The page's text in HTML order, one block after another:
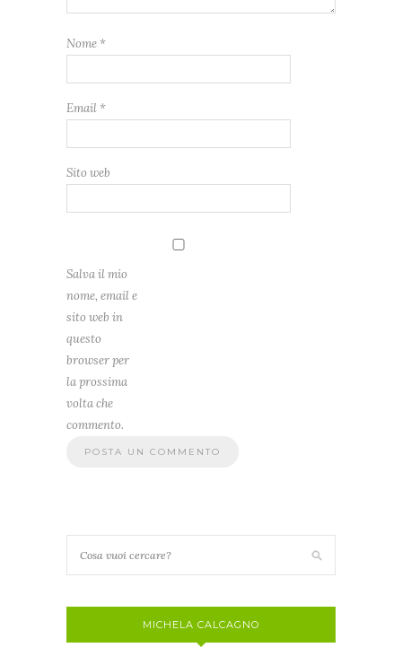
Nome *
Email *
Sito web
Salva il mio
nome, email e
sito web in
questo
browser per
la prossima
volta che
commento.
MICHELA CALCAGNO